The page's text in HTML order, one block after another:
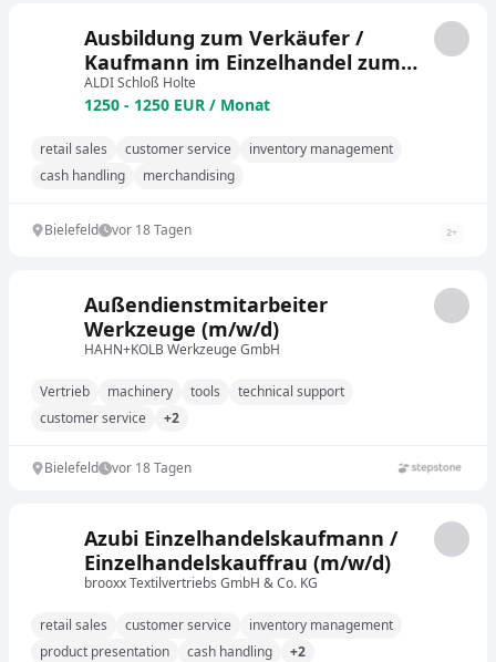
Ausbildung zum Verkäufer /
Kaufmann im Einzelhandel zum
01.08.2026 / 01.09.2026 (m/w/d)
ALDI Schloß Holte
1250 - 1250 EUR / Monat
retail sales customer service
inventory management
cash handling
merchandising
Bielefeld vor 18 Tagen 2+
Außendienstmitarbeiter
Werkzeuge (m/w/d)
HAHN+KOLB Werkzeuge GmbH
Vertrieb machinery tools
technical support
customer service
+2
Bielefeld vor 18 Tagen
Azubi Einzelhandelskaufmann /
Einzelhandelskauffrau (m/w/d)
brooxx Textilvertriebs GmbH & Co. KG
retail sales customer service
inventory management
product presentation
cash handling +2